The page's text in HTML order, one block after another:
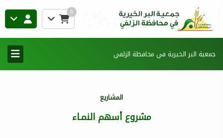
0
جمعية البر الخيرية في محافظة الزلفي
المشاريع
مشروع أسهم النمـاء